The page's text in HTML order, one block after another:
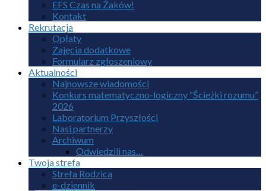
EFS Czas na Żaków!
Kontakt
Rekrutacja
Opłaty
Zajęcia dodatkowe
Formularz zgłoszeniowy
Aktualności
Najnowsze wiadomości
Konkurs matematyczno-logiczny “Ścieżki rozumu”
2026
Laboratorium Przyszłości
Nasi partnerzy
Archiwum
Odwiedzili nas…
Twoja strefa
Strefa Rodzica
e-dziennik